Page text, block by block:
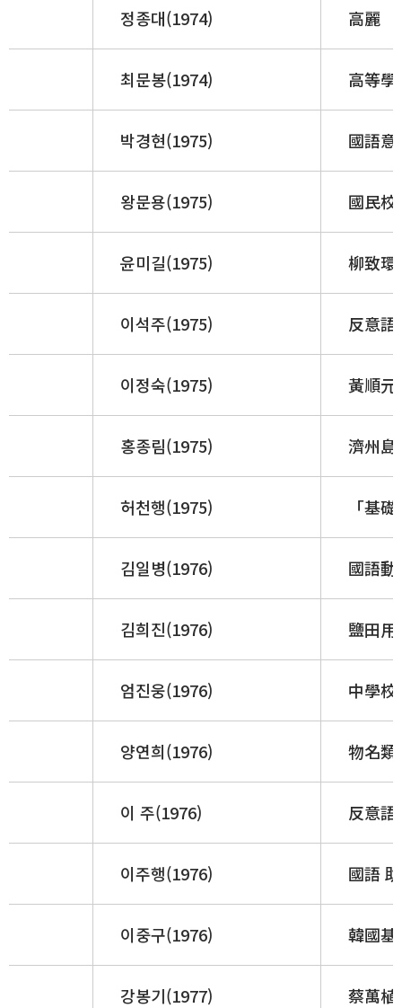
정종대(1974) 高麗
최문봉(1974) 高等
박경현(1975) 國語意
왕문용(1975) 國民
윤미길(1975) 柳致環
이석주(1975) 反意語
이정숙(1975) 黃順元
홍종림(1975) 濟州島
허천행(1975) 「基
김일병(1976) 國語動
김희진(1976) 鹽田用
엄진웅(1976) 中學校
양연희(1976) 物名類
이 주(1976) 反意語
이주행(1976) 國語
이중구(1976) 韓國基
강봉기(1977) 蔡萬植